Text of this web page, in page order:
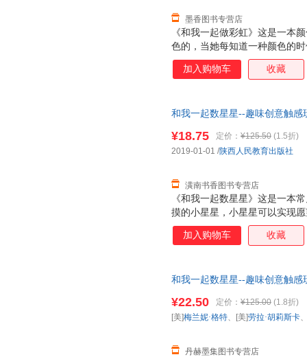
《和我一起做彩虹》这是一本
色的，当她每知道一种颜色的
的彩虹之外，书的后一页还有
孩子了解彩虹，以及基本的颜
墨香图书专营店
加入购物车 收藏
和我一起数星星--趣味创意触感
换】
《和我一起数星星》这是一本
摸的小星星，小星星可以实现
每个愿望对应一个中英对照的
前阅读故事，有助于培养规律
¥18.75 定价： ¥125.50 (1.5折)
潢南书香图书专营店
2019-01-01 /陕西人民教育出版社
加入购物车 收藏
和我一起数星星--趣味创意触感
¥22.50 定价： ¥125.00 (1.8折)
丹赫墨集图书专营店
[美]梅兰妮·格特、[美]劳拉·胡莉斯卡